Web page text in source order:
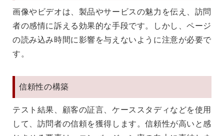
画像やビデオは、製品やサービスの魅力を伝え、訪問
者の感情に訴える効果的な手段です。しかし、ページ
の読み込み時間に影響を与えないように注意が必要で
す。
信頼性の構築
テスト結果、顧客の証言、ケーススタディなどを使用
して、訪問者の信頼を獲得します。信頼性が高いと感